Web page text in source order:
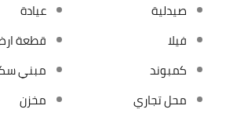
صيدلية
عيادة
فيلا
قطعة
كمبوند
مبني
محل تجاري
مخزن